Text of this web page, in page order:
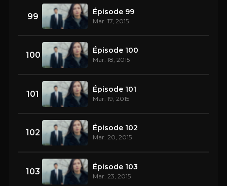
99 Épisode 99
Mar. 17, 2015
100 Épisode 100
Mar. 18, 2015
101 Épisode 101
Mar. 19, 2015
102 Épisode 102
Mar. 20, 2015
103 Épisode 103
Mar. 23, 2015